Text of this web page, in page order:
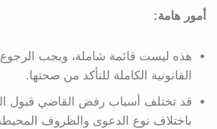
أمور هامة:
هذه ليست قائمة شاملة، ويجب
القانونية الكاملة للتأكد من صحتها.
قد تختلف أسباب رفض القاضي قبول
باختلاف نوع الدعوى والظروف